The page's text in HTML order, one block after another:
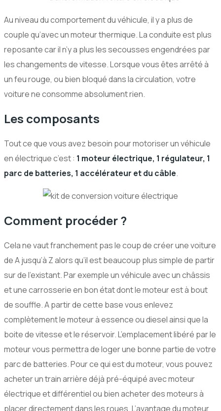
Au niveau du comportement du véhicule, il y a plus de
couple qu’avec un moteur thermique. La conduite est plus
reposante car il n’y a plus les secousses engendrées par
les changements de vitesse. Lorsque vous êtes arrêté à
un feu rouge, ou bien bloqué dans la circulation, votre
voiture ne consomme absolument rien.
Les composants
Tout ce que vous avez besoin pour motoriser un véhicule
en électrique c’est : 1 moteur électrique, 1 régulateur, 1
parc de batteries, 1 accélérateur et du câble.
Comment procéder ?
Cela ne vaut franchement pas le coup de créer une voiture
de A jusqu’à Z alors qu’il est beaucoup plus simple de partir
sur de l’existant. Par exemple un véhicule avec un châssis
et une carrosserie en bon état dont le moteur est à bout
de souffle. A partir de cette base vous enlevez
complètement le moteur à essence ou diesel ainsi que la
boite de vitesse et le réservoir. L’emplacement libéré par le
moteur vous permettra de loger une bonne partie de votre
parc de batteries. Pour ce qui est du moteur, vous pouvez
acheter un train arrière déjà pré-équipé avec moteur
électrique et différentiel ou bien acheter des moteurs à
placer directement dans les roues. L’avantage du moteur